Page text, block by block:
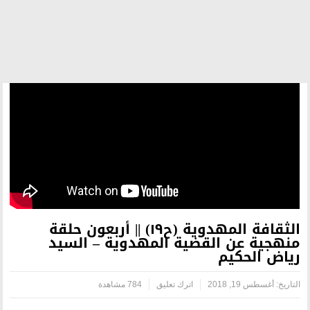
الثقافة المهدوية (ح١٩) || أربعون حلقة
المهدوية – السيد
اترك تعليق 784 مشاهدة